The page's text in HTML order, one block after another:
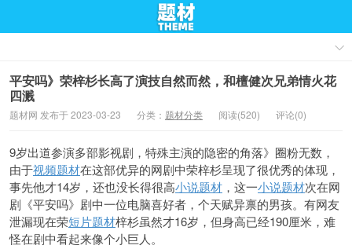
平安吗》荣梓杉长高了演技自然而然，和檀健次兄弟情火花
四溅
题材网 发布于 2023-03-23 分类： 题材分类 阅读(520) 评论(0)
9岁出道参演多部影视剧，特殊主演的隐密的角落》圈粉无数，
由于视频题材在这部优异的网剧中荣梓杉呈现了很优秀的体现，
事先他才14岁，还也没长得很高小说题材 ，这一小说题材次在网
剧《平安吗》剧中一位电脑喜好者，个天赋异禀的男孩。有网友
泄漏现在荣短片题材梓杉虽然才16岁，但身高已经190厘米，难
怪在剧中看起来像个小巨人。